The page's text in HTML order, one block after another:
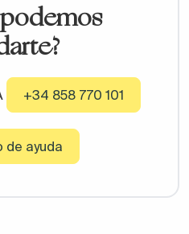
+34 858 770 101
de ayuda